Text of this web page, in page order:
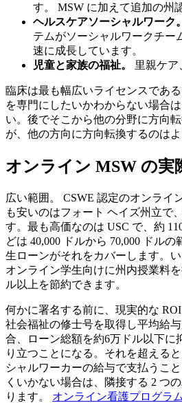
す。 MSW に加えて追加の州
ヘルスケアソーシャルワーク。
テムがソーシャルワークチー
速に成長しています。
児童と家族の福祉。
里親ケア
臨床は最も幅広いライセンスであ
を専門にしたいかわからない場合
い。後でそこから他の分野に方向
が、他の方向に方向転換するのはよ
オンライン MSW の実
広い範囲。 CSWE 認定のオンライ
も安いのはフォート ヘイズ州立で
す。最も高価なのは USC で、約
どは 40,000 ドルから 70,000 ドル
生ローンがそれをカバーします。
オンライン学生向けに州内授業料
ル以上を節約できます。
何かに署名する前に、現実的な
社会福祉の修士号を取得し平均給
合、ローン総額を約6万ドル以下に
り立つことになる。それを超える
シャルワーカーの給与で支払うこ
くいかない場合は、隣接する 2 つ
ります。 オンライン看護プログラム